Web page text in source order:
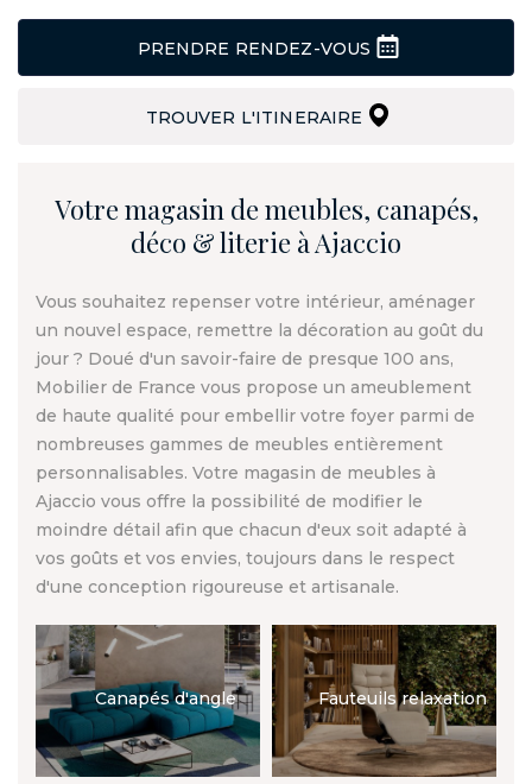
PRENDRE RENDEZ-VOUS
TROUVER L'ITINERAIRE
Votre magasin de meubles, canapés,
déco & literie à Ajaccio
Vous souhaitez repenser votre intérieur, aménager
un nouvel espace, remettre la décoration au goût du
jour ? Doué d'un savoir-faire de presque 100 ans,
Mobilier de France vous propose un ameublement
de haute qualité pour embellir votre foyer parmi de
nombreuses gammes de meubles entièrement
personnalisables. Votre magasin de meubles à
Ajaccio vous offre la possibilité de modifier le
moindre détail afin que chacun d'eux soit adapté à
vos goûts et vos envies, toujours dans le respect
d'une conception rigoureuse et artisanale.
Canapés d'angle Fauteuils relaxation